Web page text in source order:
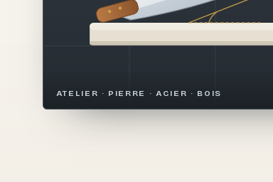
ATELIER · PIERRE · ACIER · BOIS